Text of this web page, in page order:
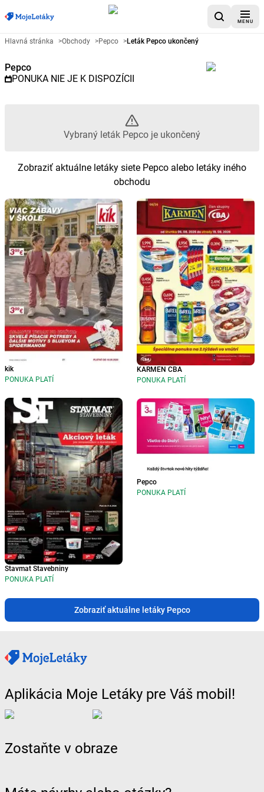
MENU
Reklamný leták Pepco -
Hlavná stránka >Obchody >Pepco >Leták Pepco ukončený
Pepco
PONUKA NIE JE K DISPOZÍCII
Vybraný leták Pepco je ukončený
Zobraziť aktuálne letáky siete Pepco alebo letáky iného
obchodu
kik
PONUKA PLATÍ
Stavmat Stavebniny
PONUKA PLATÍ
KARMEN CBA
PONUKA PLATÍ
Pepco
PONUKA PLATÍ
Zobraziť aktuálne letáky Pepco
Aplikácia Moje Letáky pre Váš mobil!
Zostaňte v obraze